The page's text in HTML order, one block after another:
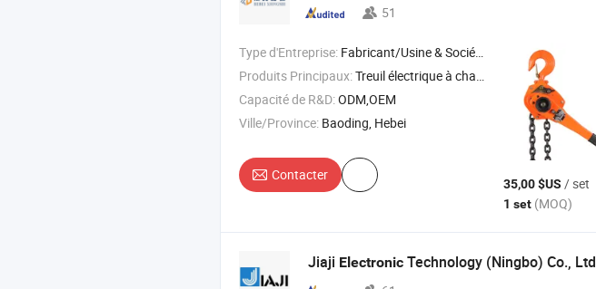
51
Type d'Entreprise: Fabricant/Usine & Société Commerciale
Produits Principaux:Treuil électrique à chaîne
Capacité de R&D:ODM,OEM
Ville/Province: Baoding, Hebei
Contacter
35,00 $US / set
1 set (MOQ)
Jiaji Electronic Technology (Ningbo) Co., Ltd